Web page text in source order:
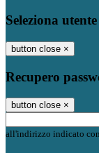
Seleziona utente
button close ×
Recupero
button close ×
all'indirizzo indicato